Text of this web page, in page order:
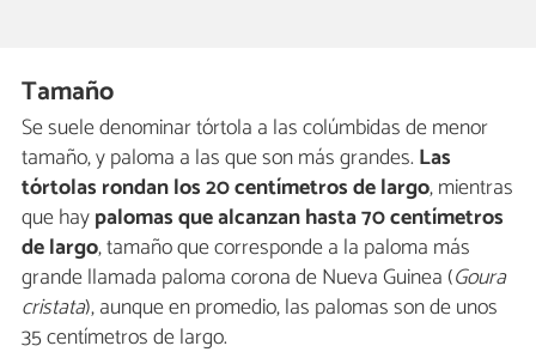
Tamaño
Se suele denominar tórtola a las colúmbidas de menor
tamaño, y paloma a las que son más grandes. Las
tórtolas rondan los 20 centímetros de largo, mientras
que haypalomas que alcanzan hasta 70 centímetros
de largo, tamaño que corresponde a la paloma más
grande llamada paloma corona de Nueva Guinea (Goura
cristata), aunque en promedio, las palomas son de unos
35 centímetros de largo.